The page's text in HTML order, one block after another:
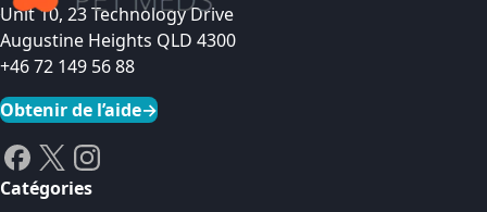
Unit 10, 23 Technology Drive
Augustine Heights QLD 4300
+46 72 149 56 88
Obtenir de l’aide→
Catégories